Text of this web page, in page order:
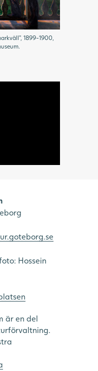
1899-1900,
Hossein
är en del